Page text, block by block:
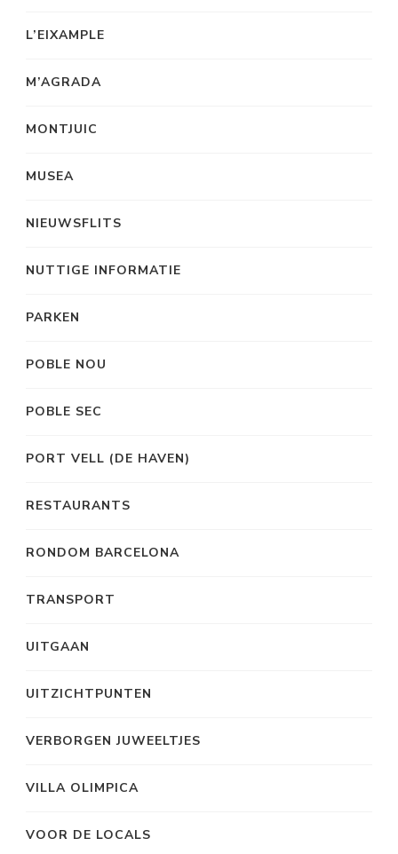
L’EIXAMPLE
M’AGRADA
MONTJUIC
MUSEA
NIEUWSFLITS
NUTTIGE INFORMATIE
PARKEN
POBLE NOU
POBLE SEC
PORT VELL (DE HAVEN)
RESTAURANTS
RONDOM BARCELONA
TRANSPORT
UITGAAN
UITZICHTPUNTEN
VERBORGEN JUWEELTJES
VILLA OLIMPICA
VOOR DE LOCALS